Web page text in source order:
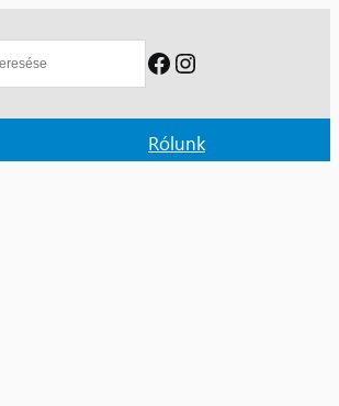
Facebook
Instagram
Rólunk